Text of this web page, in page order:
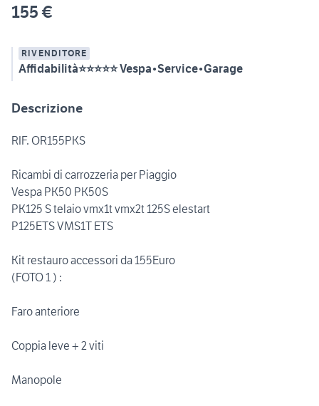
155 €
RIVENDITORE
Affidabilità⭐⭐⭐⭐⭐ Vespa•Service•Garage
Descrizione
RIF. OR155PKS
Ricambi di carrozzeria per Piaggio
Vespa PK50 PK50S
PK125 S telaio vmx1t vmx2t 125S elestart
P125ETS VMS1T ETS
Kit restauro accessori da 155Euro
(FOTO 1 ) :
Faro anteriore
Coppia leve + 2 viti
Manopole